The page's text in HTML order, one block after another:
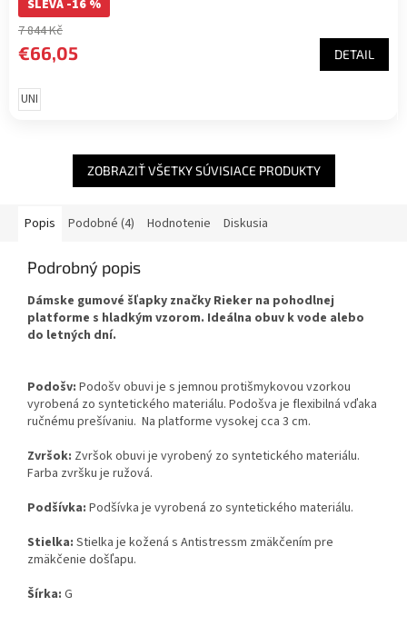
SLEVA -16 %
7 844 Kč
€66,05 DETAIL
UNI
ZOBRAZIŤ VŠETKY SÚVISIACE PRODUKTY
Popis Podobné (4) Hodnotenie Diskusia
Podrobný popis
Dámske gumové šľapky značky Rieker na pohodlnej
platforme s hladkým vzorom. Ideálna obuv k vode alebo
do letných dní.
Podošv: Podošv obuvi je s jemnou protišmykovou vzorkou
vyrobená zo syntetického materiálu. Podošva je flexibilná vďaka
ručnému prešívaniu. Na platforme vysokej cca 3 cm.
Zvršok: Zvršok obuvi je vyrobený zo syntetického materiálu.
Farba zvršku je ružová.
Podšívka: Podšívka je vyrobená zo syntetického materiálu.
Stielka: Stielka je kožená s Antistressm zmäkčením pre
zmäkčenie došľapu.
Šírka: G